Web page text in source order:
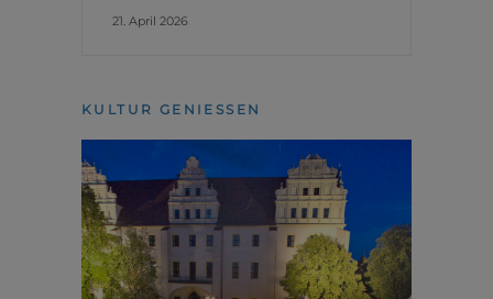
21. April 2026
KULTUR GENIESSEN